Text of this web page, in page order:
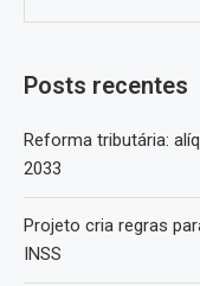
Posts recentes
Reforma tributária:
2033
Projeto cria regras
INSS